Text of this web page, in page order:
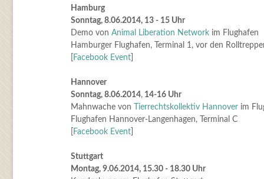
Hamburg
Sonntag, 8.06.2014, 13 - 15 Uhr
Demo von Animal Liberation Networkim Flughafen
Ham­bur­ger Flug­ha­fen, Terminal 1, vor den
Facebook Event]
Hannover
Sonntag, 8.06.2014,14-16 Uhr
Mahnwache von
Tierrechtskollektiv Hannoverim
Flughafen Hannover-Langenhagen, Terminal C
Facebook Event]
Stuttgart
Montag, 9.06.2014, 15.30 - 18.30 Uhr